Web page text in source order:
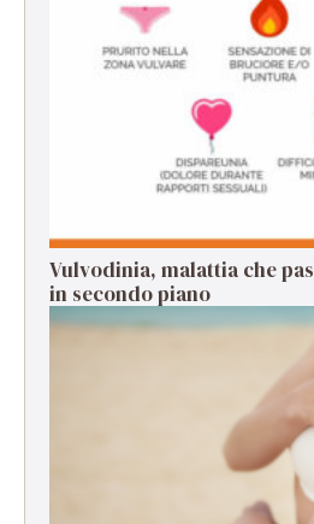
Vulvodinia, malattia che
in secondo piano